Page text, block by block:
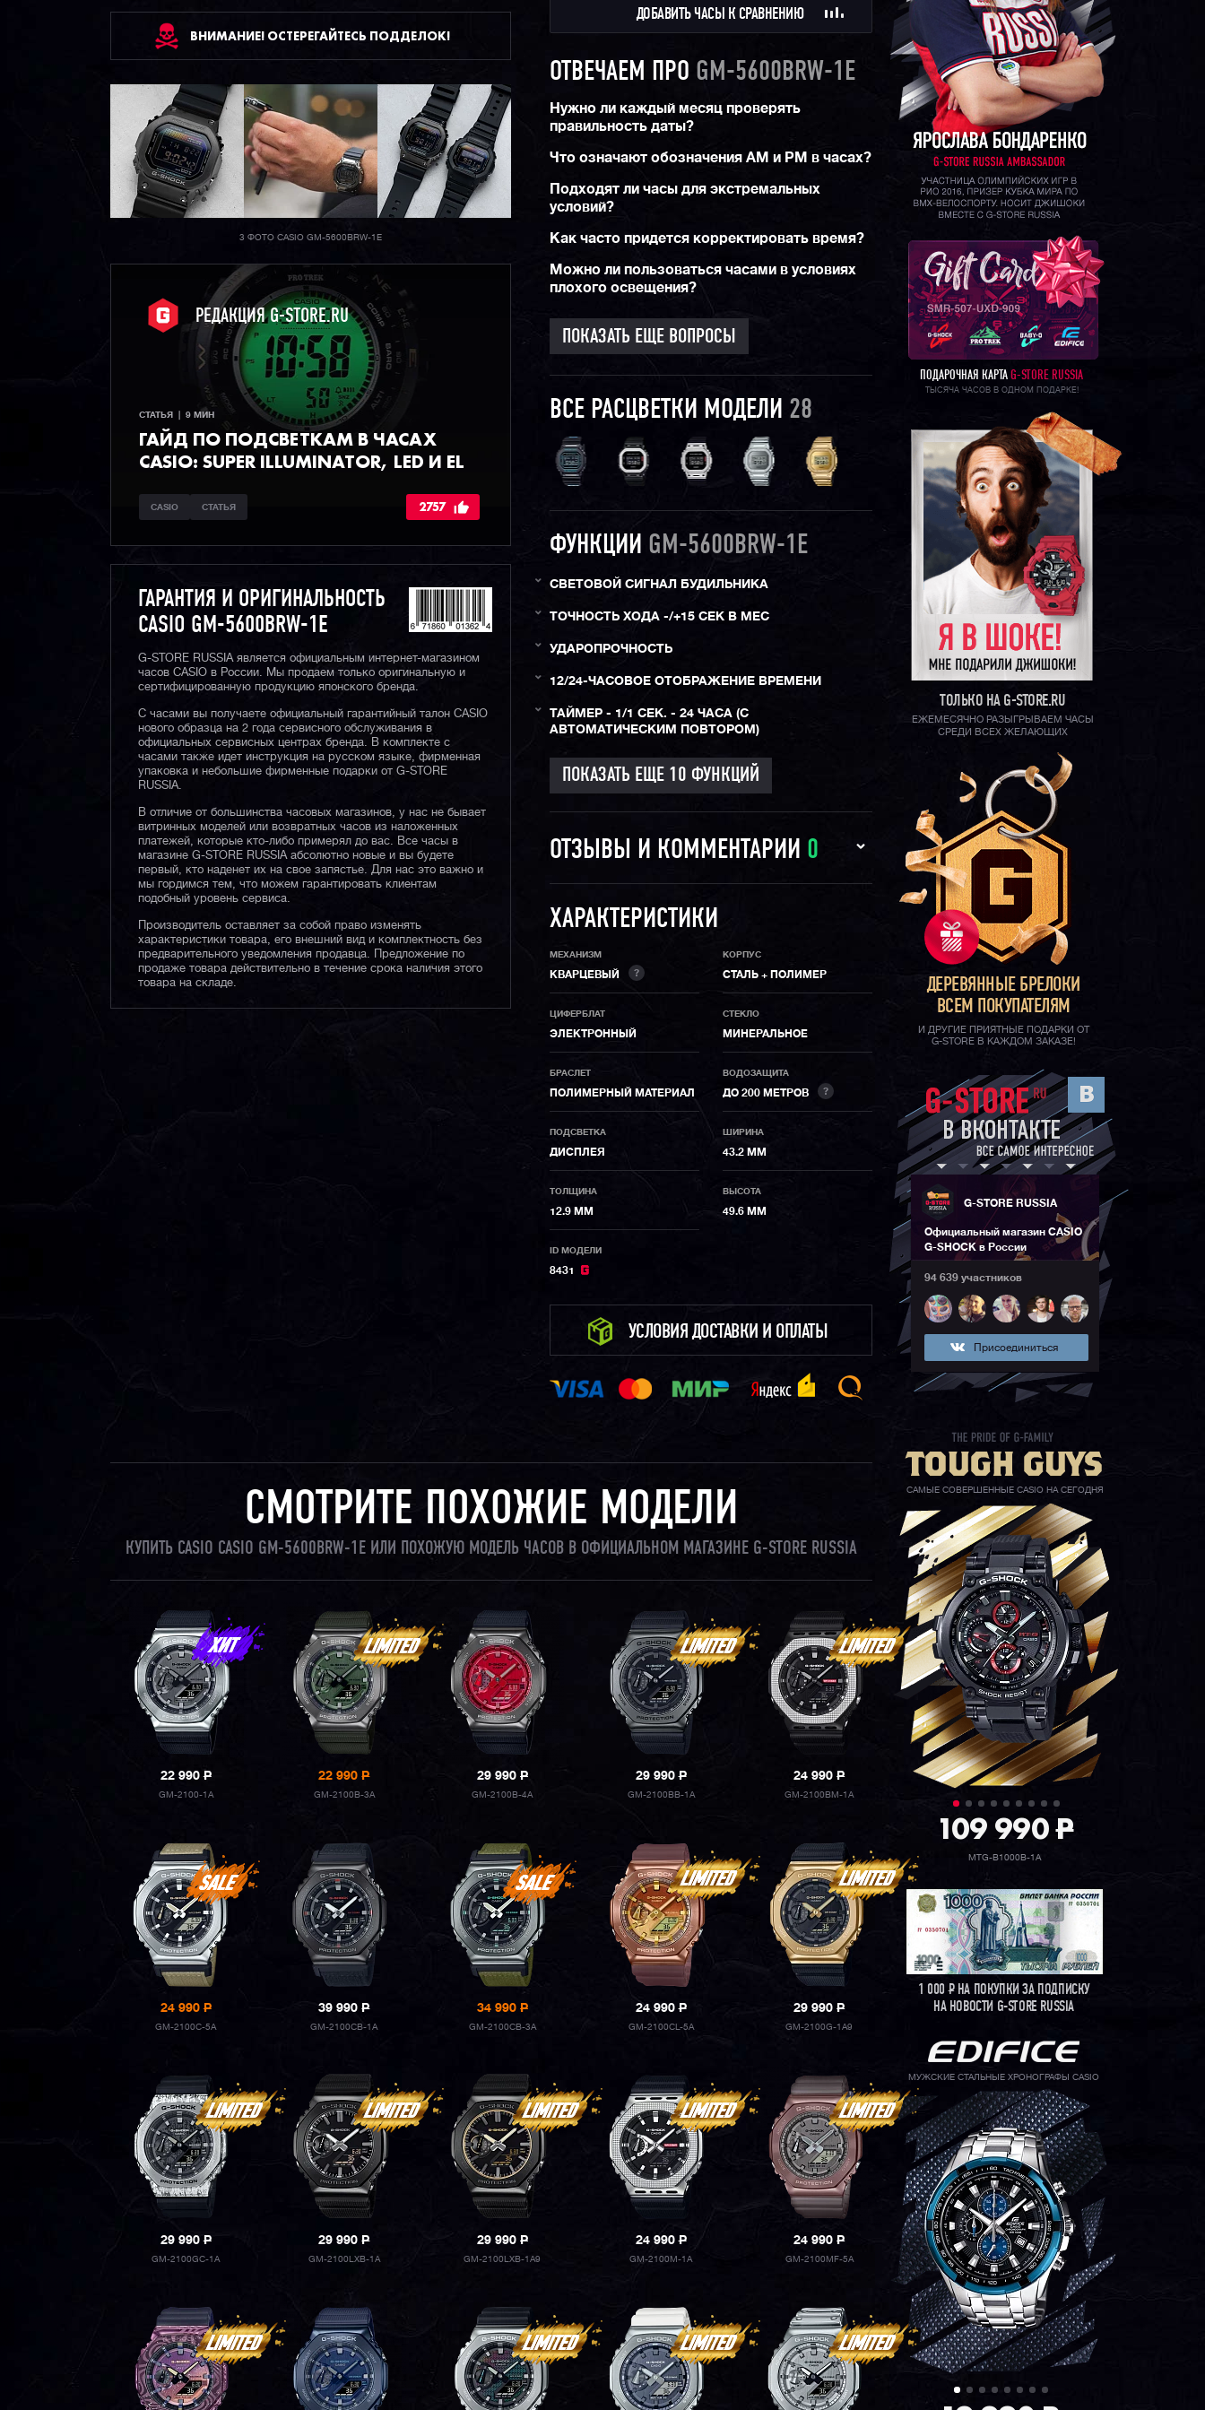
ВНИМАНИЕ! ОСТЕРЕГАЙТЕСЬ ПОДДЕЛОК!
3 ФОТО CASIO GM-5600BRW-1E
РЕДАКЦИЯ G-STORE.RU
СТАТЬЯ  |  9 МИН
ГАЙД ПО ПОДСВЕТКАМ В ЧАСАХ
CASIO: SUPER ILLUMINATOR, LED И EL
CASIO СТАТЬЯ 2757
ГАРАНТИЯ И ОРИГИНАЛЬНОСТЬ
CASIO GM-5600BRW-1E
G-STORE RUSSIA является официальным интернет-магазином
часов CASIO в России. Мы продаем только оригинальную и
сертифицированную продукцию японского бренда.
С часами вы получаете официальный гарантийный талон CASIO
нового образца на 2 года сервисного обслуживания в
официальных сервисных центрах бренда. В комплекте с
часами также идет инструкция на русском языке, фирменная
упаковка и небольшие фирменные подарки от G-STORE
RUSSIA.
В отличие от большинства часовых магазинов, у нас не бывает
витринных моделей или возвратных часов из наложенных
платежей, которые кто-либо примерял до вас. Все часы в
магазине G-STORE RUSSIA абсолютно новые и вы будете
первый, кто наденет их на свое запястье. Для нас это важно и
мы гордимся тем, что можем гарантировать клиентам
подобный уровень сервиса.
Производитель оставляет за собой право изменять
характеристики товара, его внешний вид и комплектность без
предварительного уведомления продавца. Предложение по
продаже товара действительно в течение срока наличия этого
товара на складе.
часовой набор функций на месте.
серии в данном корпусе. Это премиальныеGMW-B5000
полностью в металле, с блютусом, радио-синхронизацией
полимерно-металлическом корпусе без доп функций и
5600.
ДОБАВИТЬ ЧАСЫ К СРАВНЕНИЮ
ОТВЕЧАЕМ ПРО GM-5600BRW-1E
Нужно ли каждый месяц проверять
правильность даты?
Что означают обозначения AM и PM в часах?
Подходят ли часы для экстремальных
условий?
Как часто придется корректировать время?
Можно ли пользоваться часами в условиях
плохого освещения?
ПОКАЗАТЬ ЕЩЕ ВОПРОСЫ
ВСЕ РАСЦВЕТКИ МОДЕЛИ 28
ФУНКЦИИ GM-5600BRW-1E
СВЕТОВОЙ СИГНАЛ БУДИЛЬНИКА
ТОЧНОСТЬ ХОДА -/+15 СЕК В МЕС
УДАРОПРОЧНОСТЬ
12/24-ЧАСОВОЕ ОТОБРАЖЕНИЕ ВРЕМЕНИ
ТАЙМЕР - 1/1 СЕК. - 24 ЧАСА (С
АВТОМАТИЧЕСКИМ ПОВТОРОМ)
ОТЗЫВЫ И КОММЕНТАРИИ 0
ХАРАКТЕРИСТИКИ
МЕХАНИЗМ
КВАРЦЕВЫЙ ?
КОРПУС
СТАЛЬ + ПОЛИМЕР
ЦИФЕРБЛАТ
ЭЛЕКТРОННЫЙ
СТЕКЛО
МИНЕРАЛЬНОЕ
БРАСЛЕТ
ПОЛИМЕРНЫЙ МАТЕРИАЛ
ВОДОЗАЩИТА
ДО 200 МЕТРОВ ?
ПОДСВЕТКА
ДИСПЛЕЯ
ШИРИНА
43.2 ММ
ТОЛЩИНА
12.9 ММ
ВЫСОТА
49.6 ММ
ID МОДЕЛИ
8431
УСЛОВИЯ ДОСТАВКИ И ОПЛАТЫ
СМОТРИТЕ ПОХОЖИЕ МОДЕЛИ
КУПИТЬ CASIO CASIO GM-5600BRW-1E ИЛИ ПОХОЖУЮ МОДЕЛЬ ЧАСОВ В ОФИЦИАЛЬНОМ МАГАЗИНЕ G-STORE RUSSIA
22 990P
GM-2100-1A
22 990P
GM-2100B-3A
29 990 P
GM-2100B-4A
29 990P
GM-2100BB-1A
24 990P
GM-2100BM-1A
24 990P
GM-2100C-5A
39 990P
GM-2100CB-1A
34 990 P
GM-2100CB-3A
24 990P
GM-2100CL-5A
29 990P
GM-2100G-1A9
29 990P
GM-2100GC-1A
29 990P
GM-2100LXB-1A
29 990 P
GM-2100LXB-1A9
24 990P
GM-2100M-1A
24 990P
GM-2100MF-5A
ПОДАРОЧНАЯ КАРТА G-STORE RUSSIA
ТЫСЯЧА ЧАСОВ В ОДНОМ ПОДАРКЕ!
ТОЛЬКО НА G-STORE.RU
ЕЖЕМЕСЯЧНО РАЗЫГРЫВАЕМ ЧАСЫ
СРЕДИ ВСЕХ ЖЕЛАЮЩИХ
ДЕРЕВЯННЫЕ БРЕЛОКИ
ВСЕМ ПОКУПАТЕЛЯМ
И ДРУГИЕ ПРИЯТНЫЕ ПОДАРКИ ОТ
G-STORE В КАЖДОМ ЗАКАЗЕ!
G-STORE RUSSIA
Официальный магазин CASIO
G-SHOCK в России
94 639 участников
Присоединиться
САМЫЕ СОВЕРШЕННЫЕ CASIO НА СЕГОДНЯ
109 990P
MTG-B1000B-1A
1 000РНА ПОКУПКИ ЗА ПОДПИСКУ
НА НОВОСТИ G-STORE RUSSIA
МУЖСКИЕ СТАЛЬНЫЕ ХРОНОГРАФЫ CASIO